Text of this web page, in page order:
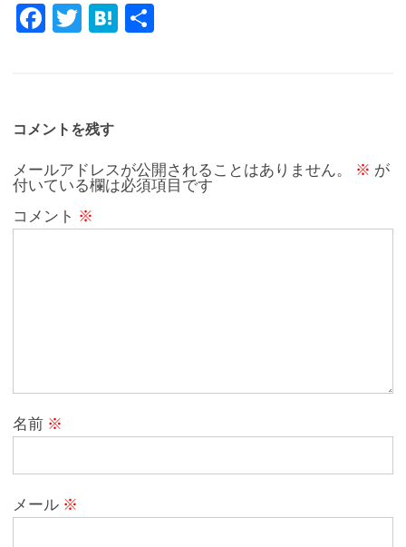
Fa
o
o
k
T
r
H
コメントを残す
メールアドレスが公開されることはありません。 ※ が
付いている欄は必須項目です
コメント ※
名前 ※
メール ※